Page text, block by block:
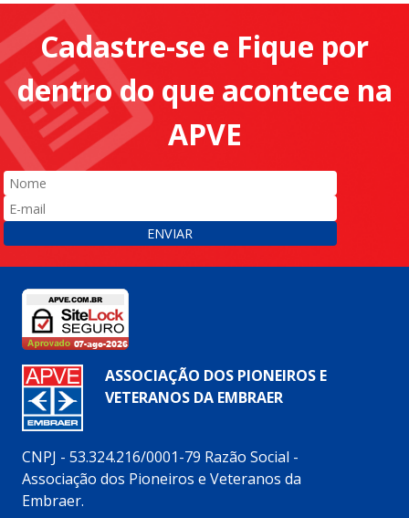
Cadastre-se e Fique por
dentro do que acontece na
APVE
ENVIAR
ASSOCIAÇÃO DOS PIONEIROS E
VETERANOS DA EMBRAER
CNPJ - 53.324.216/0001-79 Razão Social -
Associação dos Pioneiros e Veteranos da
Embraer.